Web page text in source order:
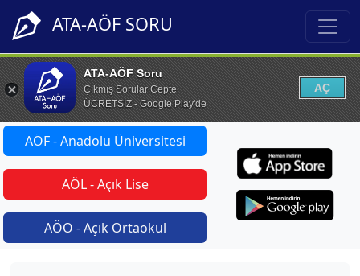
ATA-AÖF SORU
ATA-AÖF Soru
Çıkmış Sorular Cepte
ÜCRETSİZ - Google Play'de
AÇ
AÖF - Anadolu Üniversitesi
AÖL - Açık Lise
AÖO - Açık Ortaokul